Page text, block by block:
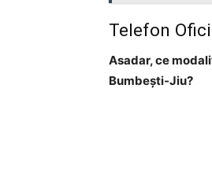
Telefon
Asadar, ce
Bumbeşti-Jiu?